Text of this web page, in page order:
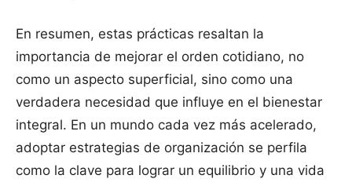
En resumen, estas prácticas resaltan la
importancia de mejorar el orden cotidiano, no
como un aspecto superficial, sino como una
verdadera necesidad que influye en el bienestar
integral. En un mundo cada vez más acelerado,
adoptar estrategias de organización se perfila
como la clave para lograr un equilibrio y una vida